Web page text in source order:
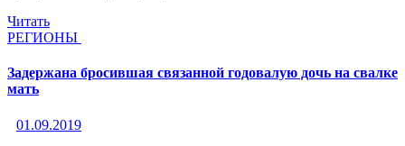
Читать
РЕГИОНЫ
Задержана бросившая связанной годовалую дочь на свалке
мать
01.09.2019